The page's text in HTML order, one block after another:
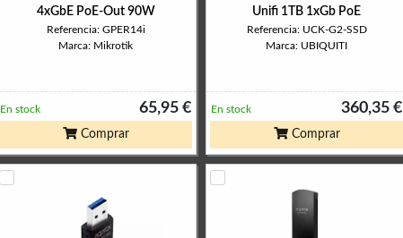
4xGbE PoE-Out 90W
Referencia: GPER14i
Marca: Mikrotik
65,95 €
En stock
Comprar
Unifi 1TB 1xGb PoE
Referencia: UCK-G2-SSD
Marca: UBIQUITI
360,35 €
En stock
Comprar